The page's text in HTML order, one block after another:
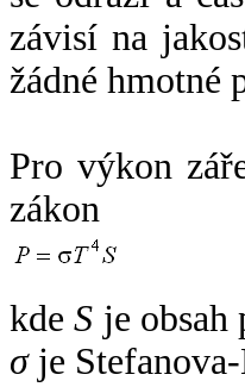
závisí na
žádné hmotné
Pro výkon
zákon
kdeS je obsah
σje